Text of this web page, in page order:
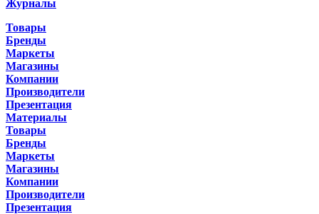
Журналы
Товары
Бренды
Маркеты
Магазины
Компании
Производители
Презентация
Материалы
Товары
Бренды
Маркеты
Магазины
Компании
Производители
Презентация